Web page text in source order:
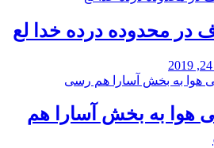
در محدوده درده خدا لع
هوا به بخش آسارا هم